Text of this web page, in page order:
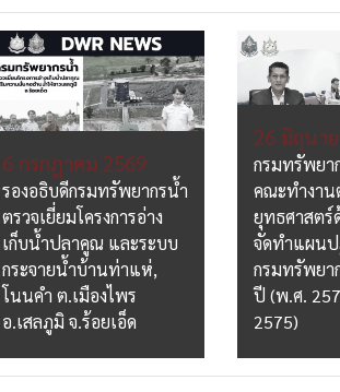
6 กรกฎาคม 2569
รองอธิบดีกรมทรัพยากรน้ำ
ตรวจเยี่ยมโครงการอ่าง
เก็บน้ำปลาคูณ และระบบ
กระจายน้ำบ้านท่าแห่,
โนนคำ ต.เมืองไพร
อ.เสลภูมิ จ.ร้อยเอ็ด
26 มิถุนา
กรมทรัพยา
คณะทำงาน
ยุทธศาสตร์
จัดทำแผนป
กรมทรัพยา
ปี (พ.ศ.
2575)